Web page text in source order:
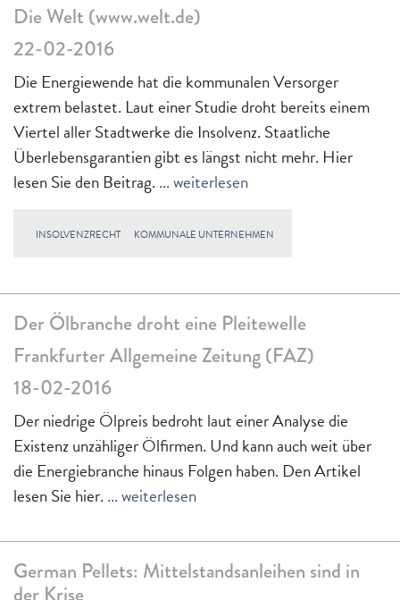
Die Welt (www.welt.de)
22-02-2016
Die Energiewende hat die kommunalen Versorger
extrem belastet. Laut einer Studie droht bereits einem
Viertel aller Stadtwerke die Insolvenz. Staatliche
Überlebensgarantien gibt es längst nicht mehr. Hier
lesen Sie den Beitrag. ... weiterlesen
INSOLVENZRECHT KOMMUNALE UNTERNEHMEN
Der Ölbranche droht eine Pleitewelle
Frankfurter Allgemeine Zeitung (FAZ)
18-02-2016
Der niedrige Ölpreis bedroht laut einer Analyse die
Existenz unzähliger Ölfirmen. Und kann auch weit über
die Energiebranche hinaus Folgen haben. Den Artikel
lesen Sie hier. ... weiterlesen
German Pellets: Mittelstandsanleihen sind in
der Krise